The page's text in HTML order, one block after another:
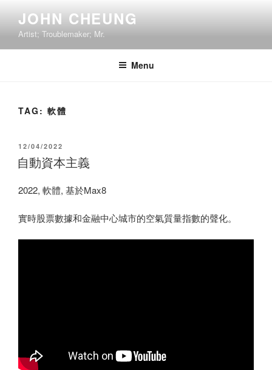
content
JOHN CHEUNG
Artist; Troublemaker; Mr.
Menu
TAG: 軟體
POSTED
ON
12/04/2022
自動資本主義
2022, 軟體, 基於Max8
實時股票數據和金融中心城市的空氣質量指數的聲化。